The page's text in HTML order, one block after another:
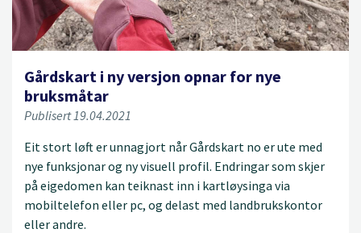
Gårdskart i ny versjon opnar for nye
bruksmåtar
Publisert 19.04.2021
Eit stort løft er unnagjort når Gårdskart no er ute med
nye funksjonar og ny visuell profil. Endringar som skjer
på eigedomen kan teiknast inn i kartløysinga via
mobiltelefon eller pc, og delast med landbrukskontor
eller andre.